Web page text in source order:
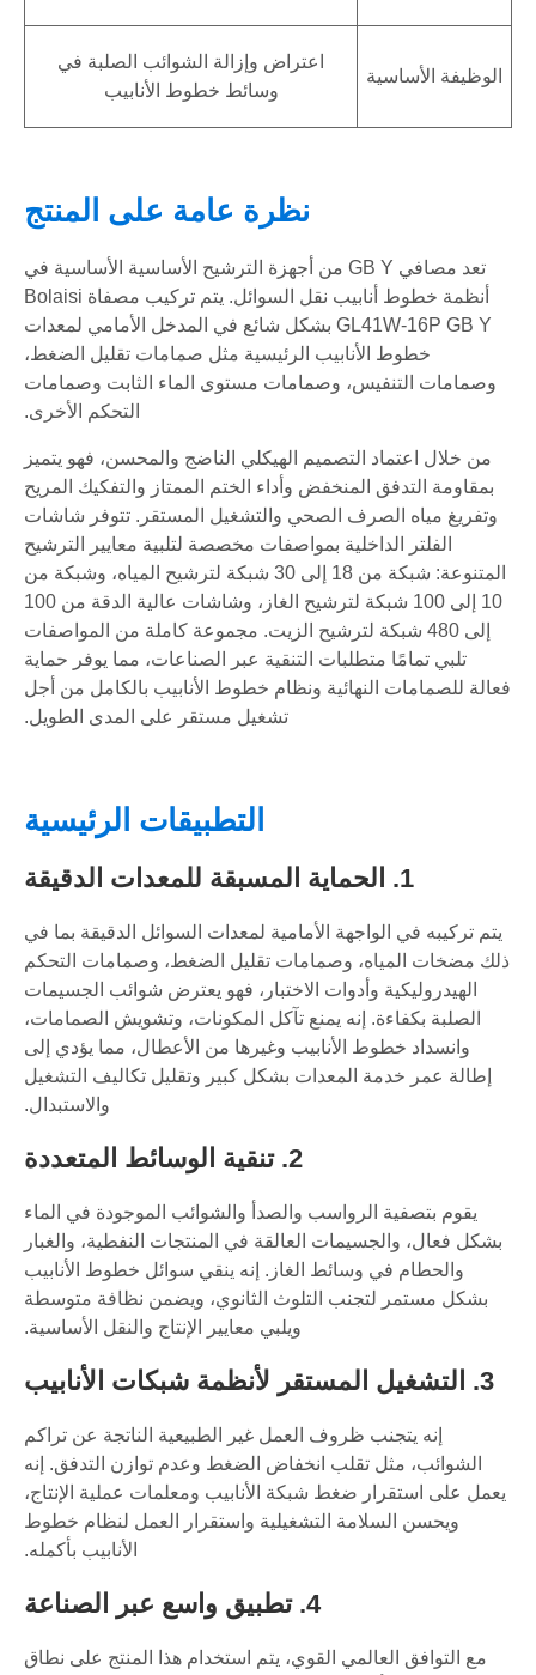
الوظيفة الأساسية
اعتراض وإزالة الشوائب الصلبة في
وسائط خطوط الأنابيب
نظرة عامة على المنتج
تعد مصافي GB Y من أجهزة الترشيح الأساسية الأساسية في
أنظمة خطوط أنابيب نقل السوائل. يتم تركيب مصفاة Bolaisi
GL41W-16P GB Y بشكل شائع في المدخل الأمامي لمعدات
خطوط الأنابيب الرئيسية مثل صمامات تقليل الضغط،
وصمامات التنفيس، وصمامات مستوى الماء الثابت وصمامات
التحكم الأخرى.
من خلال اعتماد التصميم الهيكلي الناضج والمحسن، فهو يتميز
بمقاومة التدفق المنخفض وأداء الختم الممتاز والتفكيك المريح
وتفريغ مياه الصرف الصحي والتشغيل المستقر. تتوفر شاشات
الفلتر الداخلية بمواصفات مخصصة لتلبية معايير الترشيح
المتنوعة: شبكة من 18 إلى 30 شبكة لترشيح المياه، وشبكة من
10 إلى 100 شبكة لترشيح الغاز، وشاشات عالية الدقة من 100
إلى 480 شبكة لترشيح الزيت. مجموعة كاملة من المواصفات
تلبي تمامًا متطلبات التنقية عبر الصناعات، مما يوفر حماية
فعالة للصمامات النهائية ونظام خطوط الأنابيب بالكامل من أجل
تشغيل مستقر على المدى الطويل.
التطبيقات الرئيسية
1. الحماية المسبقة للمعدات الدقيقة
يتم تركيبه في الواجهة الأمامية لمعدات السوائل الدقيقة بما في
ذلك مضخات المياه، وصمامات تقليل الضغط، وصمامات التحكم
الهيدروليكية وأدوات الاختبار، فهو يعترض شوائب الجسيمات
الصلبة بكفاءة. إنه يمنع تآكل المكونات، وتشويش الصمامات،
وانسداد خطوط الأنابيب وغيرها من الأعطال، مما يؤدي إلى
إطالة عمر خدمة المعدات بشكل كبير وتقليل تكاليف التشغيل
والاستبدال.
2. تنقية الوسائط المتعددة
يقوم بتصفية الرواسب والصدأ والشوائب الموجودة في الماء
بشكل فعال، والجسيمات العالقة في المنتجات النفطية، والغبار
والحطام في وسائط الغاز. إنه ينقي سوائل خطوط الأنابيب
بشكل مستمر لتجنب التلوث الثانوي، ويضمن نظافة متوسطة
ويلبي معايير الإنتاج والنقل الأساسية.
3. التشغيل المستقر لأنظمة شبكات الأنابيب
إنه يتجنب ظروف العمل غير الطبيعية الناتجة عن تراكم
الشوائب، مثل تقلب انخفاض الضغط وعدم توازن التدفق. إنه
يعمل على استقرار ضغط شبكة الأنابيب ومعلمات عملية الإنتاج،
ويحسن السلامة التشغيلية واستقرار العمل لنظام خطوط
الأنابيب بأكمله.
4. تطبيق واسع عبر الصناعة
مع التوافق العالمي القوي، يتم استخدام هذا المنتج على نطاق